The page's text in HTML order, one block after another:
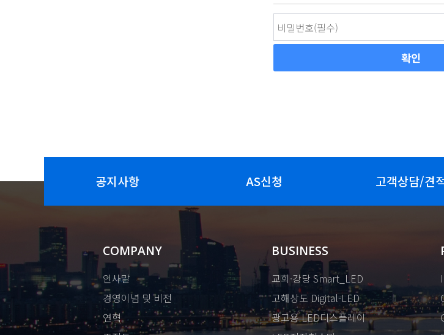
공지사항 AS신청 고객상담/견
COMPANY
인사말
경영이념 및 비전
연혁
BUSINESS
교회·강당 Smart_LED
고해상도 Digital-LED
광고용 LED디스플레이